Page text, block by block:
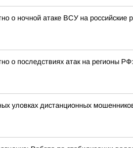
о ночной атаке ВСУ на российские
о последствиях атак на регионы РФ:
уловках дистанционных